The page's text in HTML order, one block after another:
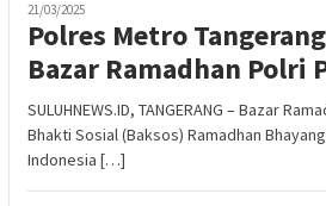
21/03/2025
Polres Metro
Bazar Ramadhan Polri
SULUHNEWS.ID, TANGERANG – Bazar
Bhakti Sosial (Baksos) Ramadhan
Indonesia […]